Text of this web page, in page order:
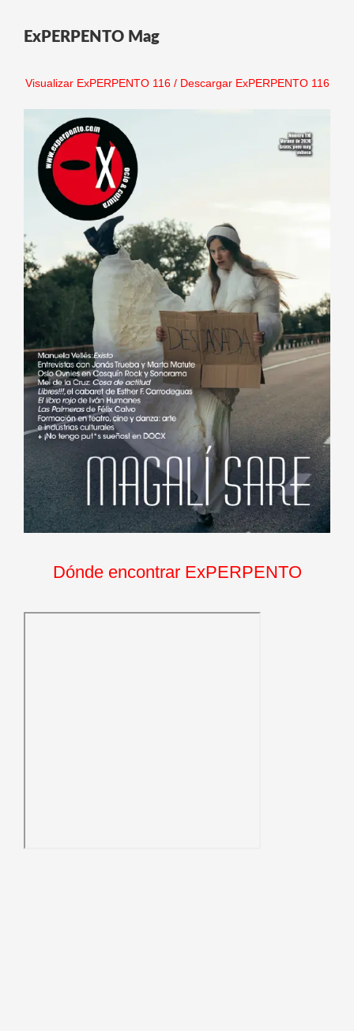
ExPERPENTO Mag
Visualizar ExPERPENTO 116/ Descargar ExPERPENTO 116
Dónde encontrar ExPERPENTO